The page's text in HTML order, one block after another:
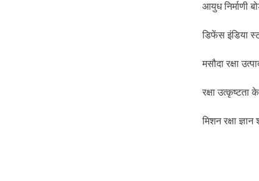
आयुध निर्माणी
डिफेंस इंडिया
मसौदा रक्षा
रक्षा उत्कृष्टता
मिशन रक्षा ज्ञान